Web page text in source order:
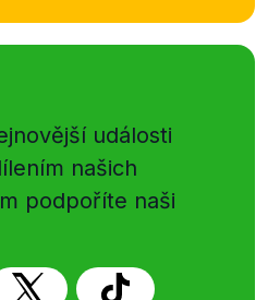
události
našich
podpoříte naši